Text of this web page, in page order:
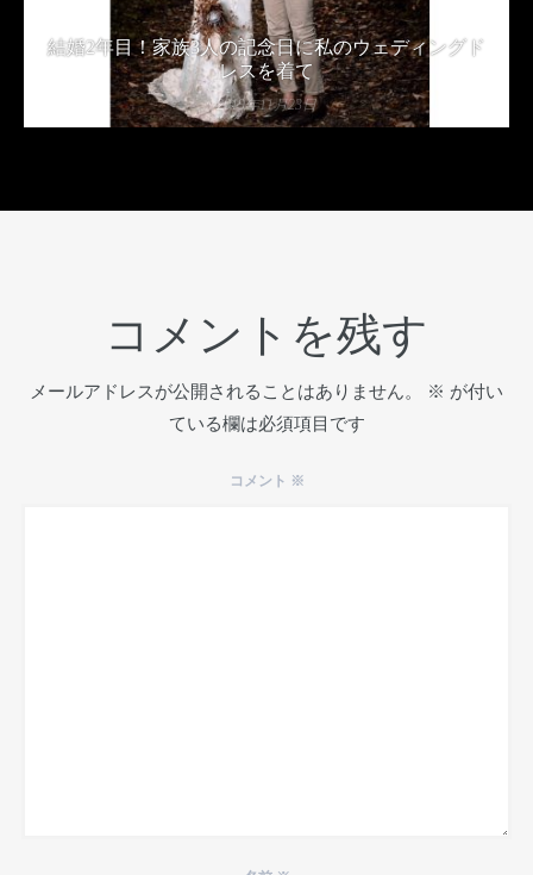
結婚2年目！家族3人の記念日に私のウェディングド
レスを着て
2019年11月23日
コメントを残す
メールアドレスが公開されることはありません。 ※ が付い
ている欄は必須項目です
コメント ※